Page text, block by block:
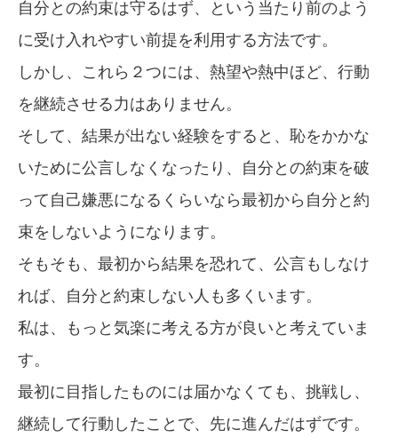
自分との約束は守るはず、という当たり前のよう
に受け入れやすい前提を利用する方法です。
しかし、これら２つには、熱望や熱中ほど、行動
を継続させる力はありません。
そして、結果が出ない経験をすると、恥をかかな
いために公言しなくなったり、自分との約束を破
って自己嫌悪になるくらいなら最初から自分と約
束をしないようになります。
そもそも、最初から結果を恐れて、公言もしなけ
れば、自分と約束しない人も多くいます。
私は、もっと気楽に考える方が良いと考えていま
す。
最初に目指したものには届かなくても、挑戦し、
継続して行動したことで、先に進んだはずです。